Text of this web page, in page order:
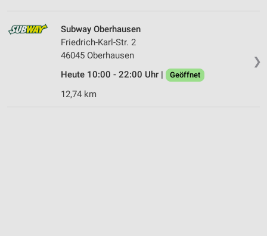
❯
Subway Oberhausen
Friedrich-Karl-Str. 2
46045 Oberhausen
Heute 10:00 - 22:00 Uhr |
Geöffnet
12,74 km